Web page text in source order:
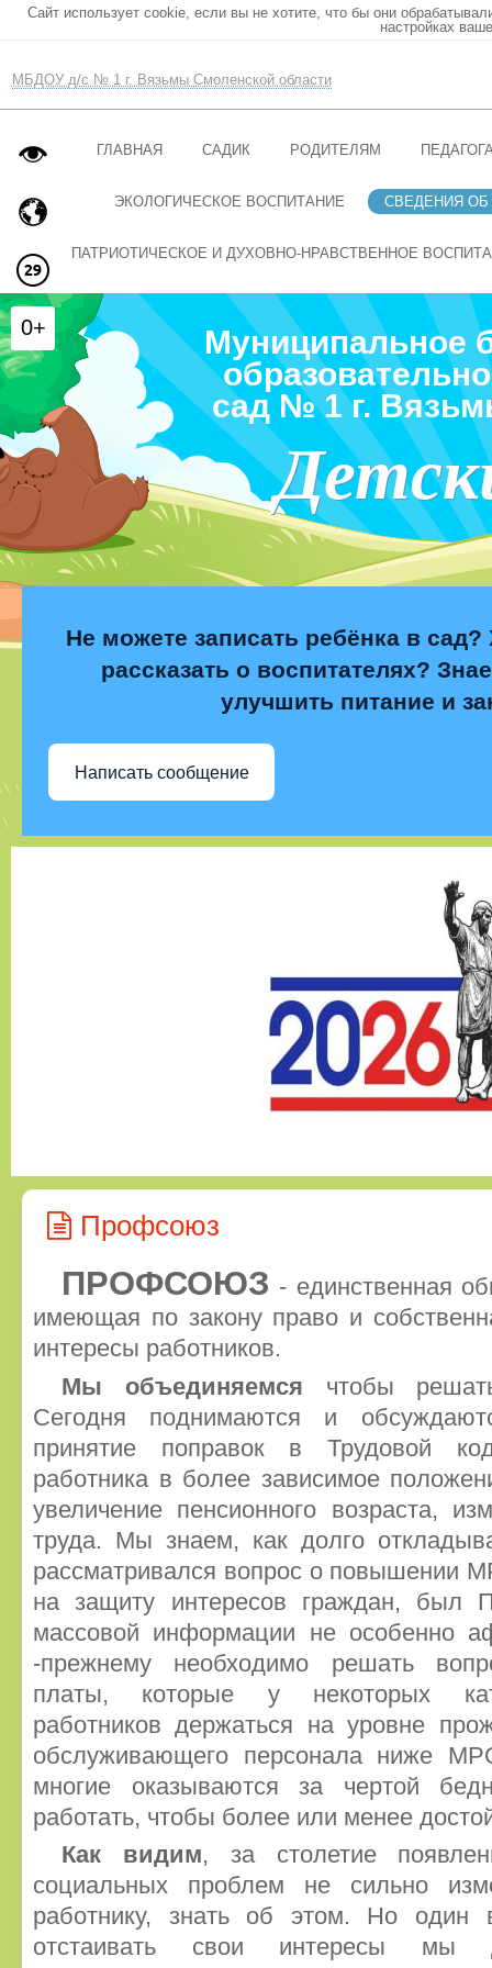
Сайт использует cookie, если вы не хотите, что бы они
настройках
МБДОУ д/с № 1 г. Вязьмы Смоленской области
ГЛАВНАЯ САДИК РОДИТЕЛЯМ
ЭКОЛОГИЧЕСКОЕ ВОСПИТАНИЕ СВЕДЕНИЯ ОБ
ПАТРИОТИЧЕСКОЕ И ДУХОВНО-НРАВСТВЕННОЕ
Муниципальное
сад № 1 г.
Не можете записать ребёнка в сад?
рассказать о воспитателях?
улучшить питание и
Написать сообщение
Профсоюз
ПРОФСОЮЗ - единственная
имеющая по закону право и
интересы работников.
Мы объединяемся чтобы
Сегодня поднимаются и
принятие поправок в Трудовой
работника в более зависимое
увеличение пенсионного возраста,
труда. Мы знаем, как долго
рассматривался вопрос о повышении
на защиту интересов граждан, был
массовой информации не особенно
-прежнему необходимо решать
платы, которые у некоторых
работников держаться на уровне
обслуживающего персонала ниже
многие оказываются за чертой
работать, чтобы более или менее
Как видим, за столетие
социальных проблем не сильно
работнику, знать об этом. Но
отстаивать свои интересы мы
0+